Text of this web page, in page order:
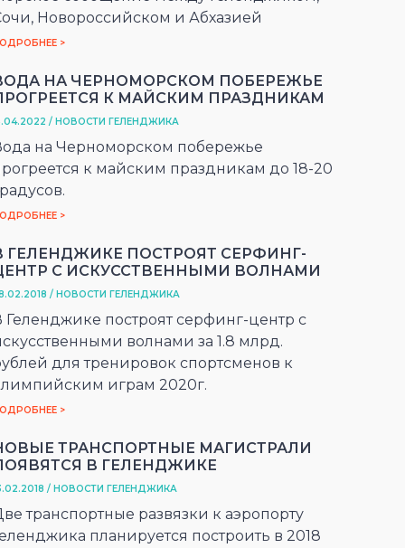
Новороссийском и Абхазией
>
НА ЧЕРНОМОРСКОМ ПОБЕРЕЖЬЕ
К МАЙСКИМ ПРАЗДНИКАМ
/ НОВОСТИ ГЕЛЕНДЖИКА
на Черноморском побережье
к майским праздникам до 18-20
>
ГЕЛЕНДЖИКЕ ПОСТРОЯТ СЕРФИНГ-
С ИСКУССТВЕННЫМИ ВОЛНАМИ
/ НОВОСТИ ГЕЛЕНДЖИКА
Геленджике построят серфинг-центр с
волнами за 1.8 млрд.
для тренировок спортсменов к
играм 2020г.
>
ТРАНСПОРТНЫЕ МАГИСТРАЛИ
В ГЕЛЕНДЖИКЕ
/ НОВОСТИ ГЕЛЕНДЖИКА
транспортные развязки к аэропорту
планируется построить в 2018